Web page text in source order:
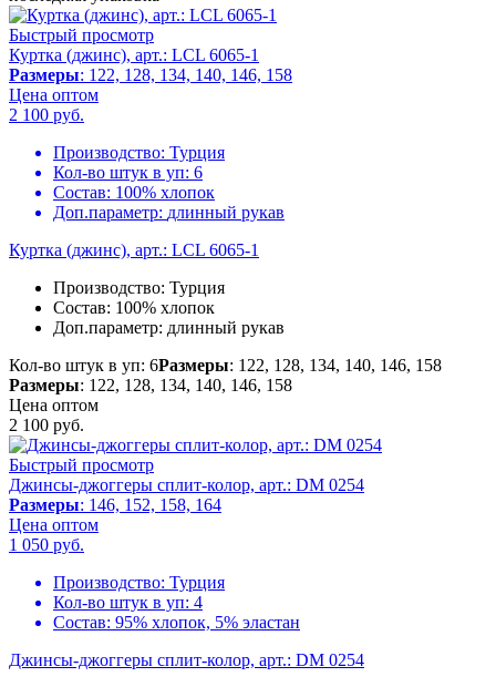
Быстрый просмотр
Куртка (джинс), арт.: LCL 6065-1
Размеры: 122, 128, 134, 140, 146, 158
Цена оптом
2 100 руб.
Производство: Турция
Кол-во штук в уп: 6
Состав: 100% хлопок
Доп.параметр: длинный рукав
Куртка (джинс), арт.: LCL 6065-1
Производство: Турция
Состав: 100% хлопок
Доп.параметр: длинный рукав
Кол-во штук в уп: 6Размеры: 122, 128, 134, 140, 146, 158
Размеры: 122, 128, 134, 140, 146, 158
Цена оптом
2 100 руб.
Быстрый просмотр
Джинсы-джоггеры сплит-колор, арт.: DM 0254
Размеры: 146, 152, 158, 164
Цена оптом
1 050 руб.
Производство: Турция
Кол-во штук в уп: 4
Состав: 95% хлопок, 5% эластан
Джинсы-джоггеры сплит-колор, арт.: DM 0254